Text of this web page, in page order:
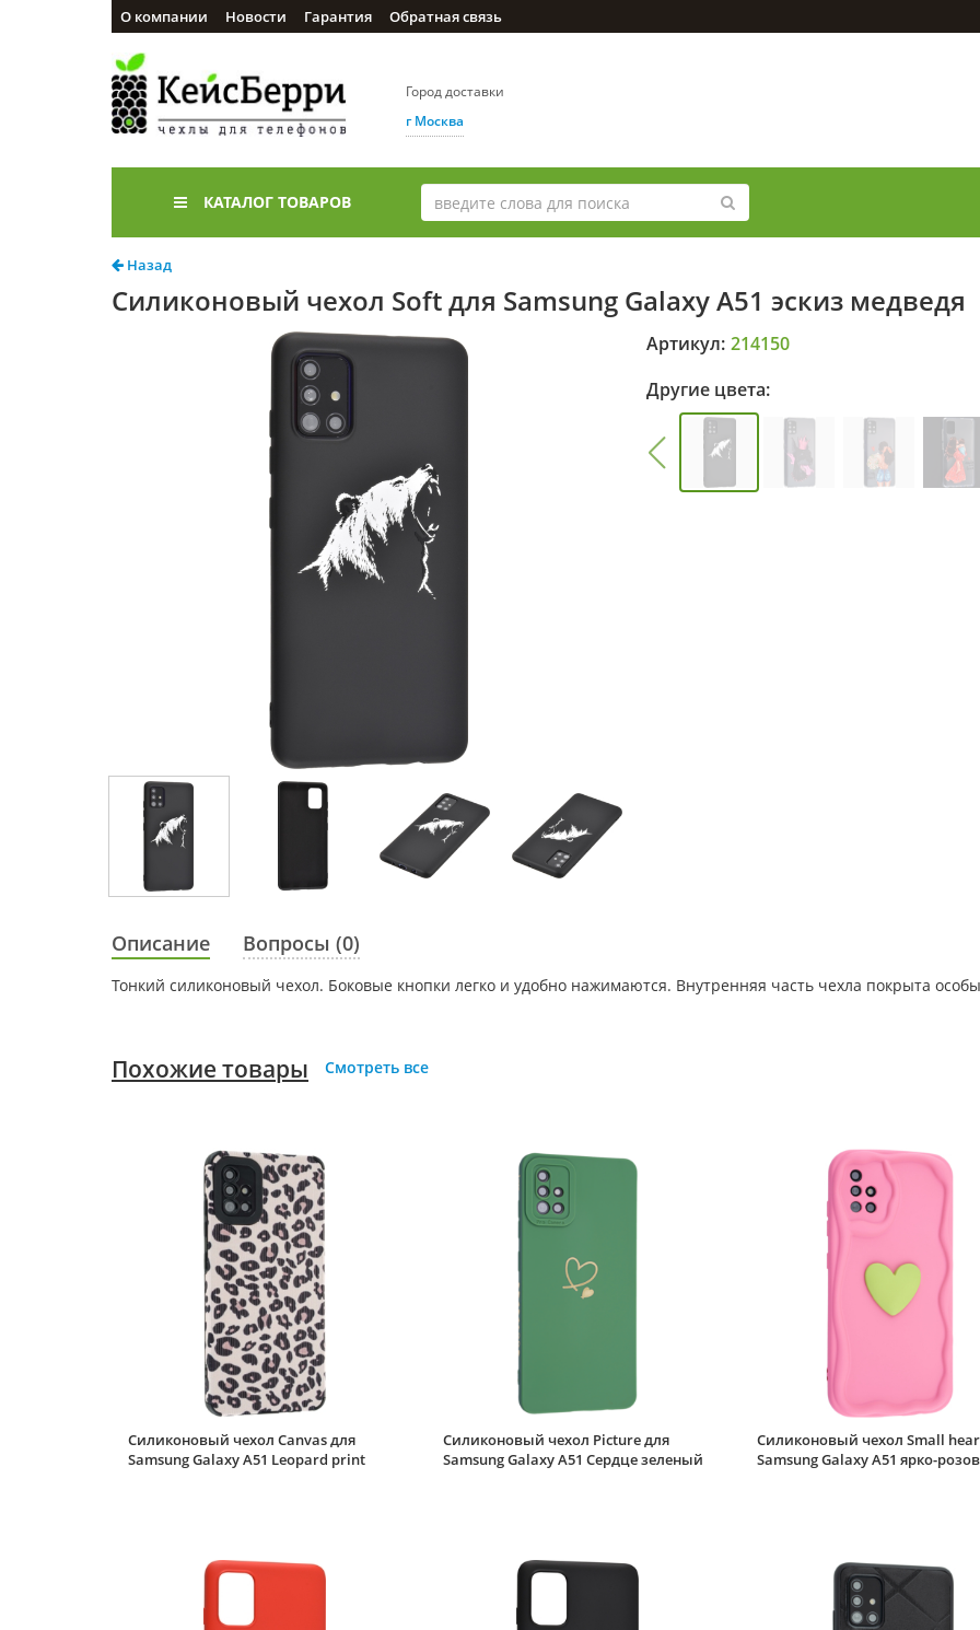
О компании Новости Гарантия Обратная связь
Город доставки
г Москва
КАТАЛОГ ТОВАРОВ
Назад
Силиконовый чехол Soft для Samsung Galaxy A51 эскиз медведя
Артикул: 214150
Другие цвета:
Описание Вопросы (0)
Тонкий силиконовый чехол. Боковые кнопки легко и удобно нажимаются. Внутренняя часть чехла покрыта
Похожие товары Смотреть все
Силиконовый чехол Canvas для
Samsung Galaxy A51 Leopard print
Силиконовый чехол Picture для
Samsung Galaxy A51 Сердце зеленый
Силиконовый чехол Small
Samsung Galaxy A51 ярко-